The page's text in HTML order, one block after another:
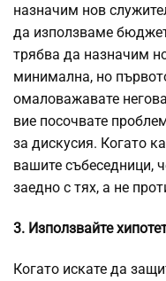
назначим нов
да използваме
трябва да назначим
минимална, но
омаловажавате
вие посочвате
за дискусия. Когато
вашите събеседници,
заедно с тях, а не
3. Използвайте
Когато искате да